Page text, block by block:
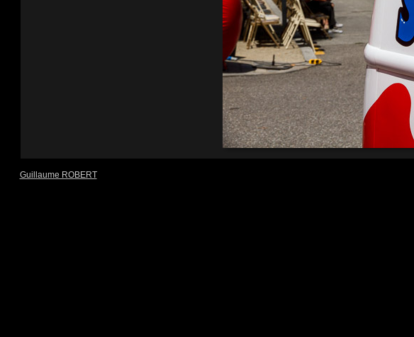
Guillaume ROBERT